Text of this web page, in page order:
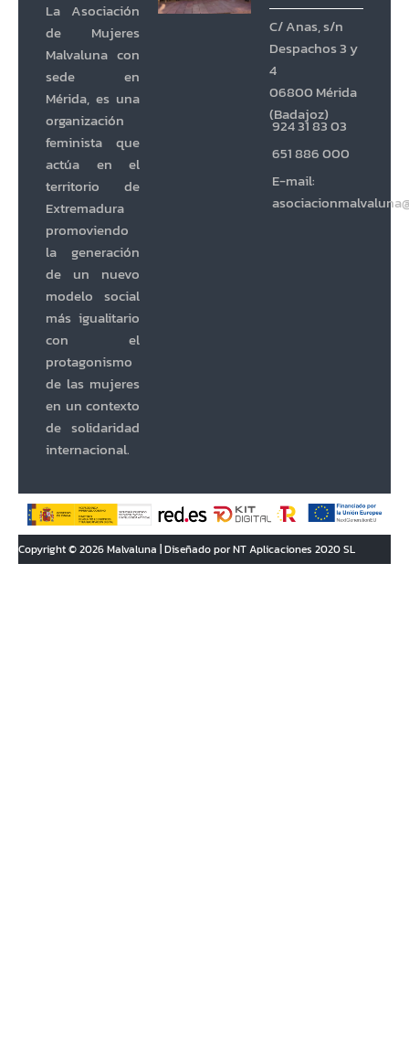
La Asociación
de Mujeres
Malvaluna con
sede en
Mérida, es una
organización
feminista que
actúa en el
territorio de
Extremadura
promoviendo
la generación
de un nuevo
modelo social
más igualitario
con el
protagonismo
de las mujeres
en un contexto
de solidaridad
internacional.
C/ Anas, s/n
Despachos 3 y
4
06800 Mérida
(Badajoz)
924 31 83 03
651 886 000
E-mail:
Copyright © 2026 Malvaluna | Diseñado por NT Aplicaciones 2020 SL